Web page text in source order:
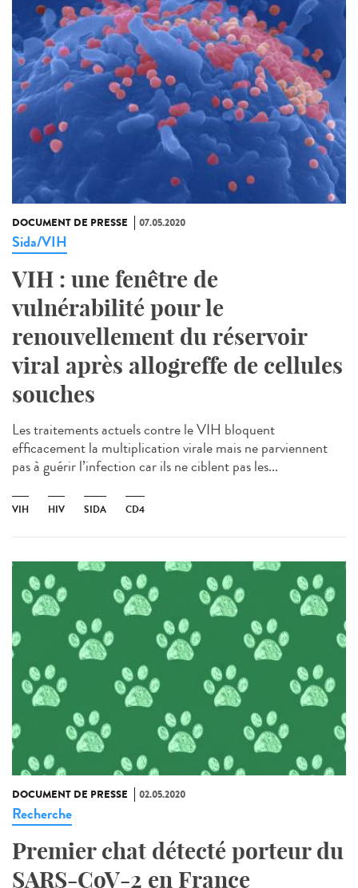
DOCUMENT DE PRESSE 07.05.2020
Sida/VIH
VIH : une fenêtre de
vulnérabilité pour le
renouvellement du réservoir
viral après allogreffe de cellules
souches
Les traitements actuels contre le VIH bloquent
efficacement la multiplication virale mais ne parviennent
pas à guérir l’infection car ils ne ciblent pas les...
VIH HIV SIDA CD4
DOCUMENT DE PRESSE 02.05.2020
Recherche
Premier chat détecté porteur du
SARS-CoV-2 en France